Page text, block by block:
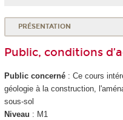
PRÉSENTATION
Public, conditions
Public concerné: Ce cours
géologie à la construction,
sous-sol
Niveau : M1